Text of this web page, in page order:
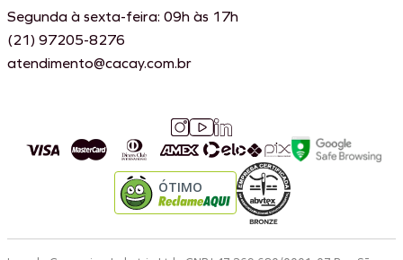
Segunda à sexta-feira: 09h às 17h
(21) 97205-8276
atendimento@cacay.com.br
ÓTIMO